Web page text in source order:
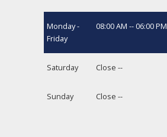
Monday -
Friday
08:00 AM -- 06:00 PM
Saturday Close --
Sunday Close --